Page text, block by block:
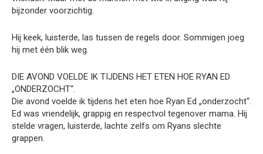
bijzonder voorzichtig.
Hij keek, luisterde, las tussen de regels door. Sommigen joeg
hij met één blik weg.
DIE AVOND VOELDE IK TIJDENS HET ETEN HOE RYAN ED
„ONDERZOCHT“.
Die avond voelde ik tijdens het eten hoe Ryan Ed „onderzocht“.
Ed was vriendelijk, grappig en respectvol tegenover mama. Hij
stelde vragen, luisterde, lachte zelfs om Ryans slechte
grappen.